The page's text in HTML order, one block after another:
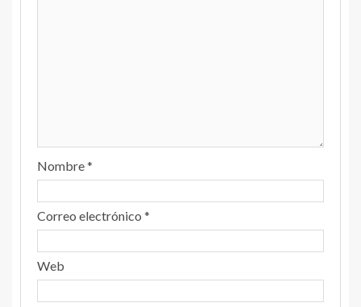
Nombre*
Correo electrónico *
Web